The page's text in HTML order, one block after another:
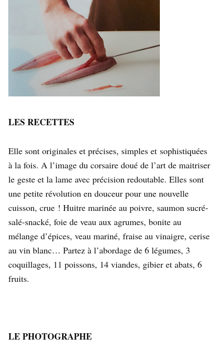
LES RECETTES
Elle sont originales et précises, simples et sophistiquées
à la fois. A l’image du corsaire doué de l’art de maitriser
le geste et la lame avec précision redoutable. Elles sont
une petite révolution en douceur pour une nouvelle
cuisson, crue ! Huitre marinée au poivre, saumon sucré-
salé-snacké, foie de veau aux agrumes, bonite au
mélange d’épices, veau mariné, fraise au vinaigre, cerise
au vin blanc… Partez à l’abordage de 6 légumes, 3
coquillages, 11 poissons, 14 viandes, gibier et abats, 6
fruits.
LE PHOTOGRAPHE